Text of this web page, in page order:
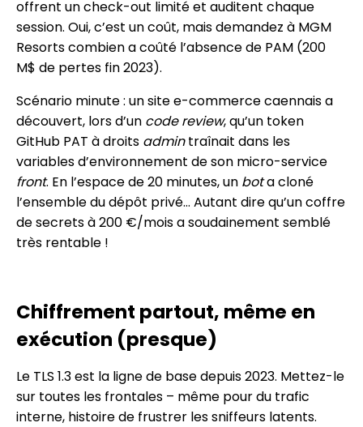
offrent un check-out limité et auditent chaque
session. Oui, c’est un coût, mais demandez à MGM
Resorts combien a coûté l’absence de PAM (200
M$ de pertes fin 2023).
Scénario minute : un site e-commerce caennais a
découvert, lors d’un code review, qu’un token
GitHub PAT à droits admintraînait dans les
variables d’environnement de son micro-service
front. En l’espace de 20 minutes, un bota cloné
l’ensemble du dépôt privé… Autant dire qu’un coffre
de secrets à 200 €/mois a soudainement semblé
très rentable !
Chiffrement partout, même en
exécution (presque)
Le TLS 1.3 est la ligne de base depuis 2023. Mettez-le
sur toutes les frontales – même pour du trafic
interne, histoire de frustrer les sniffeurs latents.